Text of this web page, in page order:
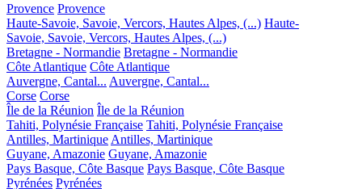
Provence Provence
Haute-Savoie, Savoie, Vercors, Hautes Alpes, (...) Haute-
Savoie, Savoie, Vercors, Hautes Alpes, (...)
Bretagne - Normandie Bretagne - Normandie
Côte Atlantique Côte Atlantique
Auvergne, Cantal... Auvergne, Cantal...
Corse Corse
Île de la Réunion Île de la Réunion
Tahiti, Polynésie Française Tahiti, Polynésie Française
Antilles, Martinique Antilles, Martinique
Guyane, Amazonie Guyane, Amazonie
Pays Basque, Côte Basque Pays Basque, Côte Basque
Pyrénées Pyrénées